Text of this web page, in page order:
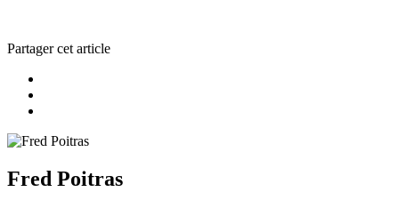
Partager cet article
Fred Poitras